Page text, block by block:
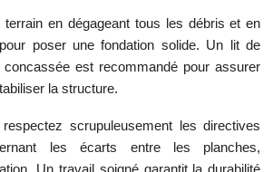
terrain en dégageant tous les débris et en
poser une fondation solide. Un lit de
est recommandé pour assurer
la structure.
scrupuleusement les directives
les écarts entre les planches,